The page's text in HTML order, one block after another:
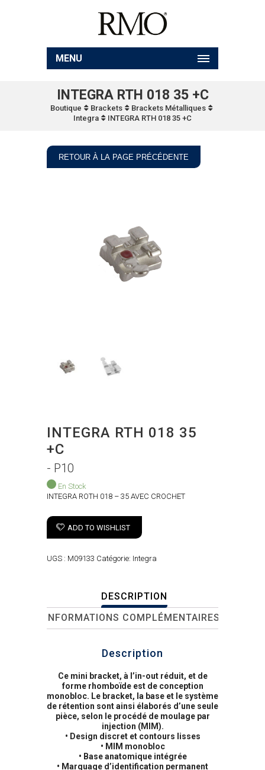
MENU
INTEGRA RTH 018 35 +C
Boutique Brackets
Brackets Métalliques
Integra
INTEGRA RTH 018 35 +C
RETOUR À LA PAGE PRÉCÉDENTE
INTEGRA RTH 018 35
+C
- P10
En Stock
INTEGRA ROTH 018 – 35 AVEC CROCHET
ADD TO WISHLIST
UGS : M09133 Catégorie: Integra
DESCRIPTION
INFORMATIONS COMPLÉMENTAIRES
Description
Ce mini bracket, à l’in-out réduit, et de
forme rhomboïde est de conception
monobloc. Le bracket, la base et le système
de rétention sont ainsi élaborés d’une seule
pièce, selon le procédé de moulage par
injection (MIM).
• Design discret et contours lisses
• MIM monobloc
• Base anatomique intégrée
• Marquage d’identification permanent